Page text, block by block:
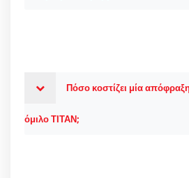
Πόσο κοστίζει μία
όμιλο ΤΙΤΑΝ;